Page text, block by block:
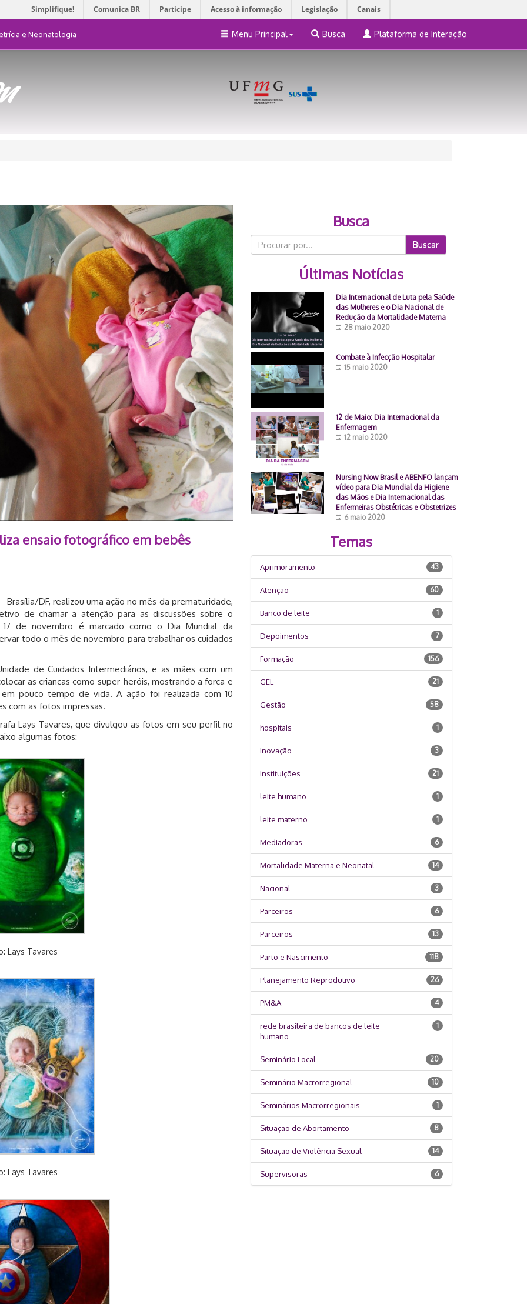
Simplifique! Comunica BR Participe Acesso à informação Legislação Canais
e Neonatologia Menu Principal Busca Plataforma de Interação
ensaio fotográfico em bebês
Brasília/DF, realizou uma ação no mês da prematuridade,
de chamar a atenção para as discussões sobre o
de novembro é marcado como o Dia Mundial da
todo o mês de novembro para trabalhar os cuidados
de Cuidados Intermediários, e as mães com um
as crianças como super-heróis, mostrando a força e
pouco tempo de vida. A ação foi realizada com 10
com as fotos impressas.
Lays Tavares, que divulgou as fotos em seu perfil no
algumas fotos:
Lays Tavares
Lays Tavares
Busca
Buscar
Últimas Notícias
Dia Internacional de Luta pela Saúde
das Mulheres e o Dia Nacional de
Redução da Mortalidade Materna
28 maio 2020
Combate à Infecção Hospitalar
15 maio 2020
12 de Maio: Dia Internacional da
Enfermagem
12 maio 2020
Nursing Now Brasil e ABENFO lançam
vídeo para Dia Mundial da Higiene
das Mãos e Dia Internacional das
Enfermeiras Obstétricas e Obstetrizes
6 maio 2020
Temas
Aprimoramento 43
Atenção 60
Banco de leite 1
Depoimentos 7
Formação 156
GEL 21
Gestão 58
hospitais 1
Inovação 3
Instituições 21
leite humano 1
leite materno 1
Mediadoras 6
Mortalidade Materna e Neonatal 14
Nacional 3
Parceiros 6
Parceiros 13
Parto e Nascimento 118
Planejamento Reprodutivo 26
PM&A 4
rede brasileira de bancos de leite
humano
1
Seminário Local 20
Seminário Macrorregional 10
Seminários Macrorregionais 1
Situação de Abortamento 8
Situação de Violência Sexual 14
Supervisoras 6